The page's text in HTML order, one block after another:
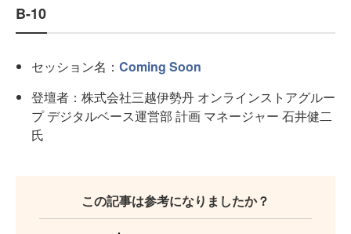
B-10
セッション名： Coming Soon
登壇者：株式会社三越伊勢丹 オンラインストアグルー
プ デジタルベース運営部 計画 マネージャー 石井健二
氏
この記事は参考になりましたか？